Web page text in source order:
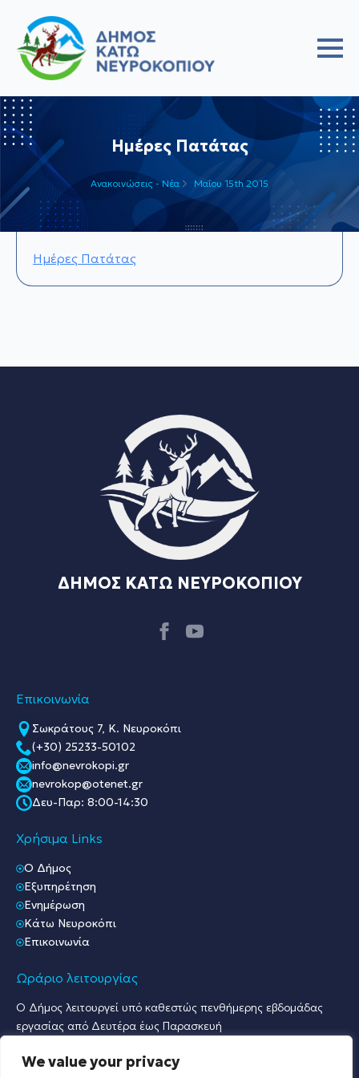
We value your privacy
Ημέρες Πατάτας
Ανακοινώσεις - Νέα Μαΐου 15th 2015
Ημέρες Πατάτας
ΔΗΜΟΣ ΚΑΤΩ ΝΕΥΡΟΚΟΠΙΟΥ
Επικοινωνία
Σωκράτους 7, Κ. Νευροκόπι
(+30) 25233-50102
info@nevrokopi.gr
nevrokop@otenet.gr
Δευ-Παρ: 8:00-14:30
Χρήσιμα Links
O Δήμος
Εξυπηρέτηση
Ενημέρωση
Κάτω Νευροκόπι
Επικοινωνία
Ωράριο λειτουργίας
Ο Δήμος λειτουργεί υπό καθεστώς πενθήμερης εβδομάδας
εργασίας από Δευτέρα έως Παρασκευή
Γραφείο Πρωτοκόλλου & Γραφεία Υποδοχής Πολιτών: